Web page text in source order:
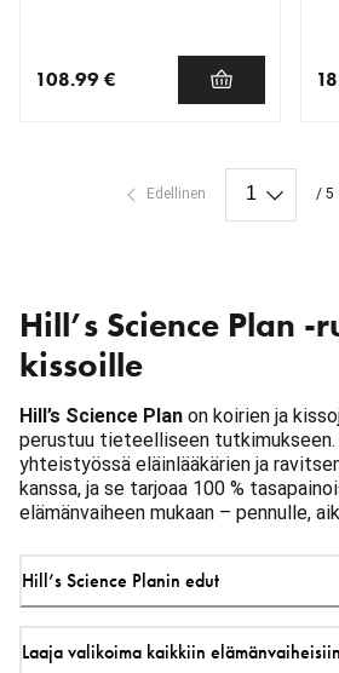
108.99 €
Edellinen / 5
Hill’s Science Plan
kissoille
Hill’s Science Plan on koirien ja
perustuu tieteelliseen
yhteistyössä eläinlääkärien ja
kanssa, ja se tarjoaa 100 %
elämänvaiheen mukaan – pennulle,
Hill’s Science Planin edut
Laaja valikoima kaikkiin elämänvaiheisiin